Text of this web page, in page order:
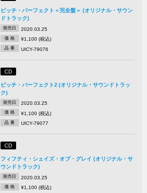
ピッチ・パーフェクト＜完全盤＞ (オリジナル・サウン
ドトラック)
発売日 2020.03.25
価 格 ¥1,100 (税込)
品 番 UICY-79076
CD
ピッチ・パーフェクト2 (オリジナル・サウンドトラッ
ク)
発売日 2020.03.25
価 格 ¥1,100 (税込)
品 番 UICY-79077
CD
フィフティ・シェイズ・オブ・グレイ (オリジナル・サ
ウンドトラック)
発売日 2020.03.25
価 格 ¥1,100 (税込)